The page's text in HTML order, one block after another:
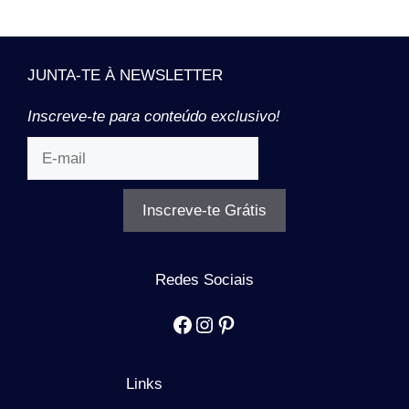
JUNTA-TE À NEWSLETTER
Inscreve-te para conteúdo exclusivo!
Inscreve-te Grátis
Redes Sociais
Facebook
Instagram
Pinterest
Links